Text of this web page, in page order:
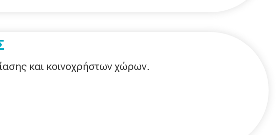
και κοινοχρήστων χώρων.